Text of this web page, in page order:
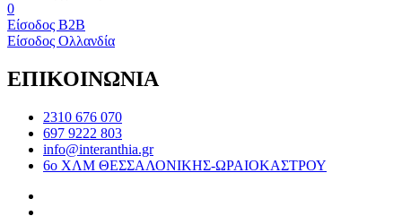
0
Είσοδος B2B
Είσοδος Ολλανδία
ΕΠΙΚΟΙΝΩΝΙΑ
2310 676 070
697 9222 803
info@interanthia.gr
6ο ΧΛΜ ΘΕΣΣΑΛΟΝΙΚΗΣ-ΩΡΑΙΟΚΑΣΤΡΟΥ